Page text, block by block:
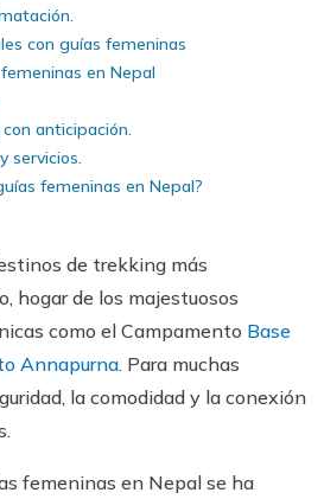
con guías femeninas
en Nepal
anticipación.
servicios.
femeninas en Nepal?
de trekking más
hogar de los majestuosos
como el Campamento Base
Annapurna. Para muchas
la comodidad y la conexión
femeninas en Nepal se ha